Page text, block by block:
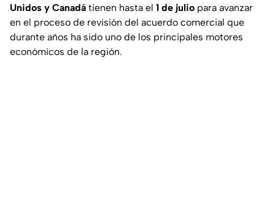
Unidos y Canadá tienen hasta el 1 de julio para avanzar
en el proceso de revisión del acuerdo comercial que
durante años ha sido uno de los principales motores
económicos de la región.